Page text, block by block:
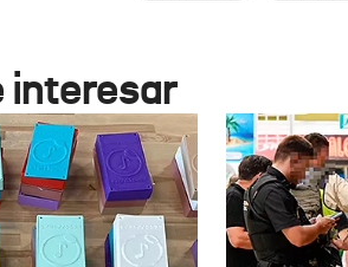
interesar